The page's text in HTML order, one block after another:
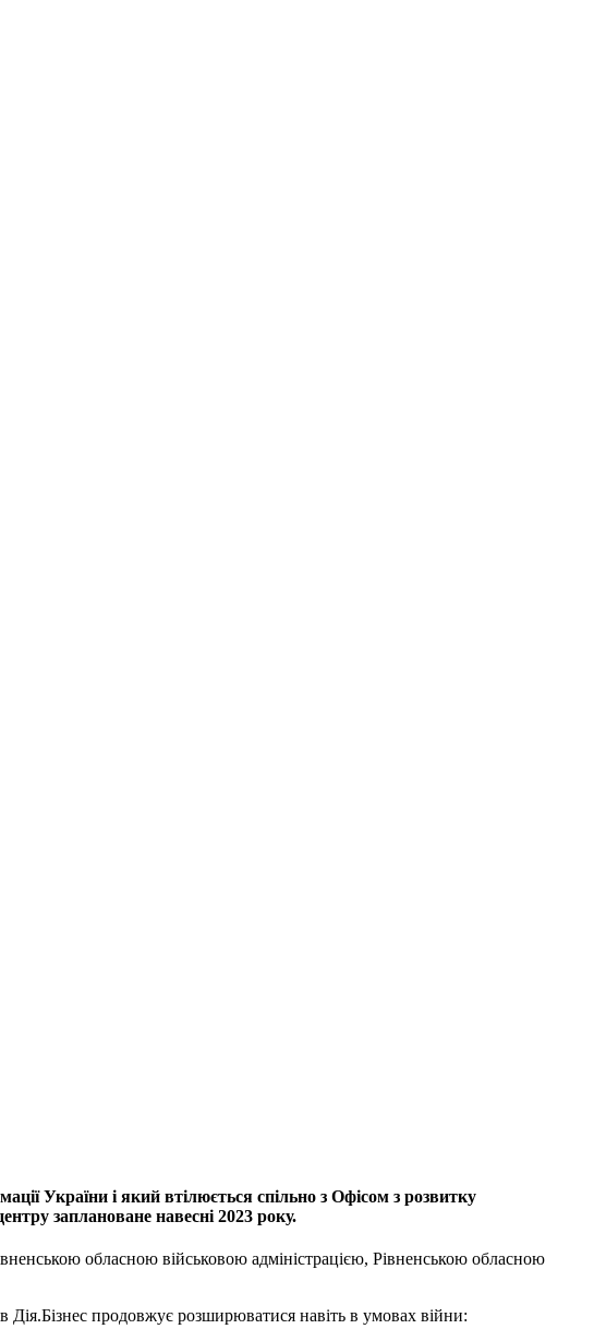
України і який втілюється спільно з Офісом з розвитку
заплановане навесні 2023 року.
обласною військовою адміністрацією, Рівненською обласною
Дія.Бізнес продовжує розширюватися навіть в умовах війни: